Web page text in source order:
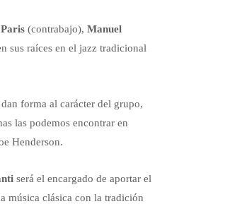
(contrabajo), Manuel
sus raíces en el jazz tradicional
forma al carácter del grupo,
las podemos encontrar en
Henderson.
será el encargado de aportar el
música clásica con la tradición